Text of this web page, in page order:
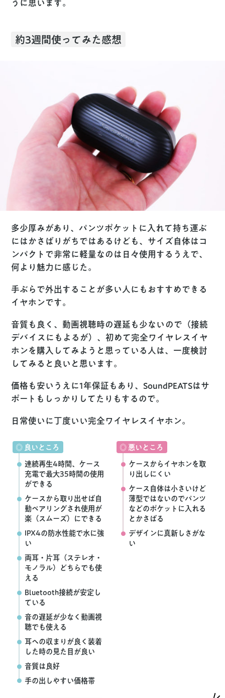
うに思います。
約3週間使ってみた感想
多少厚みがあり、パンツポケットに入れて持ち運ぶ
にはかさばりがちではあるけども、サイズ自体はコ
ンパクトで非常に軽量なのは日々使用するうえで、
何より魅力に感じた。
手ぶらで外出することが多い人にもおすすめできる
イヤホンです。
音質も良く、動画視聴時の遅延も少ないので（接続
デバイスにもよるが）、初めて完全ワイヤレスイヤ
ホンを購入してみようと思っている人は、一度検討
してみると良いと思います。
価格も安いうえに1年保証もあり、SoundPEATSはサ
ポートもしっかりしてたりもするので。
日常使いに丁度いい完全ワイヤレスイヤホン。
連続再生4時間、ケース
充電で最大35時間の使用
ができる
ケースから取り出せば自
動ペアリングされ使用が
楽（スムーズ）にできる
IPX4の防水性能で水に強
い
両耳・片耳（ステレオ・
モノラル）どちらでも使
える
Bluetooth接続が安定し
ている
音の遅延が少なく動画視
聴でも使える
耳への収まりが良く装着
した時の見た目が良い
音質は良好
手の出しやすい価格帯
ケースからイヤホンを取
り出しにくい
ケース自体は小さいけど
薄型ではないのでパンツ
などのポケットに入れる
とかさばる
デザインに真新しさがな
い